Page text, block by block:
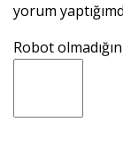
yorum
Robot